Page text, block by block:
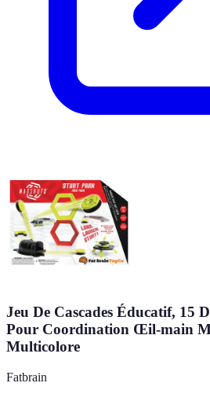
Jeu De Cascades Éducatif, 15
Pour Coordination Œil-main
Multicolore
Fatbrain